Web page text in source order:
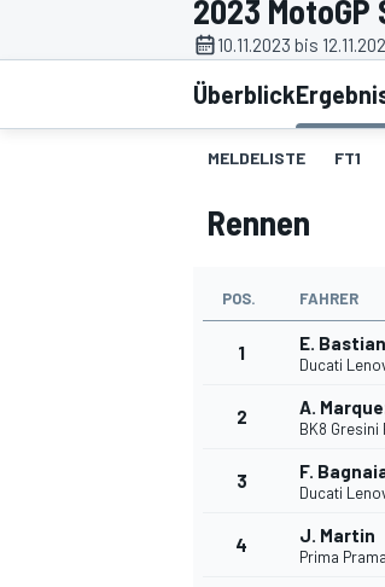
MOTOGP
2023 MotoGP
10.11.2023 bis
Überblick
MELDELISTE FT1
Rennen
POS. FAHRER
1 E.
Ducati
2 A.
BK8 Gresini
3 F.
Ducati
4 J. Martin
Prima